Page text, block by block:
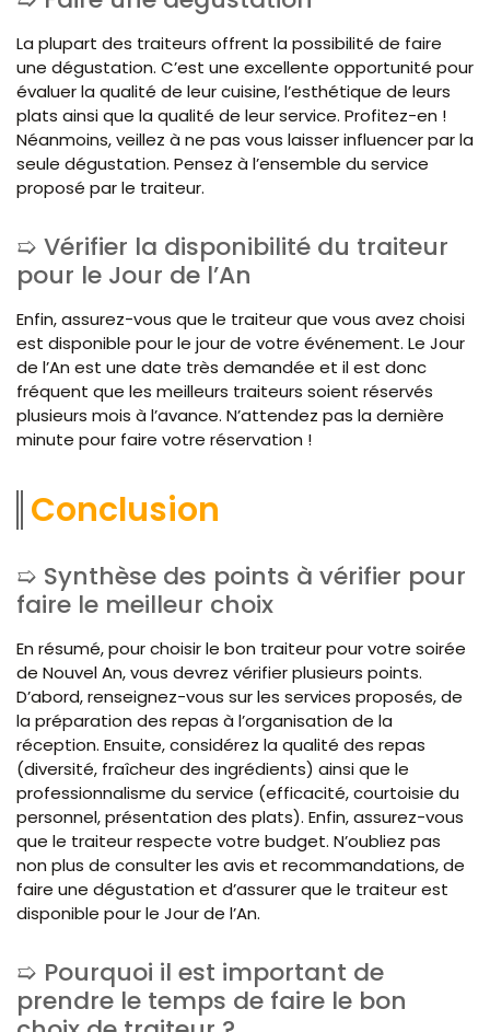
La plupart des traiteurs offrent la possibilité de faire
une dégustation. C’est une excellente opportunité pour
évaluer la qualité de leur cuisine, l’esthétique de leurs
plats ainsi que la qualité de leur service. Profitez-en !
Néanmoins, veillez à ne pas vous laisser influencer par la
seule dégustation. Pensez à l’ensemble du service
proposé par le traiteur.
Vérifier la disponibilité du traiteur
pour le Jour de l’An
Enfin, assurez-vous que le traiteur que vous avez choisi
est disponible pour le jour de votre événement. Le Jour
de l’An est une date très demandée et il est donc
fréquent que les meilleurs traiteurs soient réservés
plusieurs mois à l’avance. N’attendez pas la dernière
minute pour faire votre réservation !
Conclusion
Synthèse des points à vérifier pour
faire le meilleur choix
En résumé, pour choisir le bon traiteur pour votre soirée
de Nouvel An, vous devrez vérifier plusieurs points.
D’abord, renseignez-vous sur les services proposés, de
la préparation des repas à l’organisation de la
réception. Ensuite, considérez la qualité des repas
(diversité, fraîcheur des ingrédients) ainsi que le
professionnalisme du service (efficacité, courtoisie du
personnel, présentation des plats). Enfin, assurez-vous
que le traiteur respecte votre budget. N’oubliez pas
non plus de consulter les avis et recommandations, de
faire une dégustation et d’assurer que le traiteur est
disponible pour le Jour de l’An.
Pourquoi il est important de
prendre le temps de faire le bon